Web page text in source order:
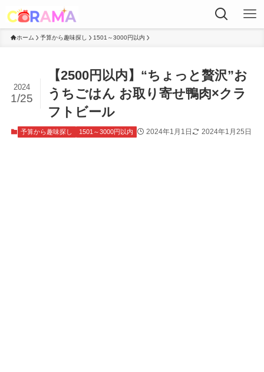
ホーム 予算から趣味探し 1501～3000円以内
【2500円以内】“ちょっと贅沢”お
うちごはん お取り寄せ鴨肉×クラ
フトビール
2024
1/25
予算から趣味探し 1501～3000円以内 2024年1月1日 2024年1月25日